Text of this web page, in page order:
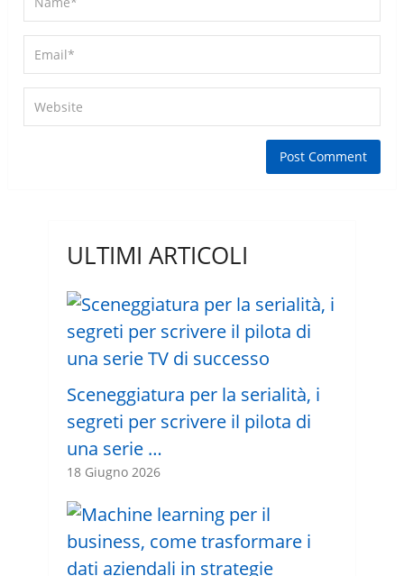
ULTIMI ARTICOLI
Sceneggiatura per la serialità, i
segreti per scrivere il pilota di
una serie …
18 Giugno 2026